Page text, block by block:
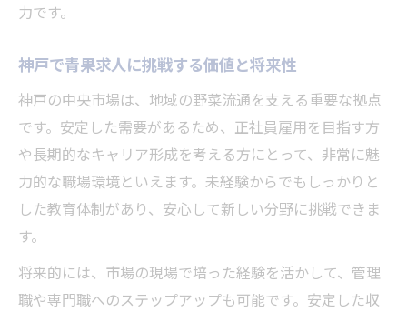
力です。
神戸で青果求人に挑戦する価値と将来性
神戸の中央市場は、地域の野菜流通を支える重要な拠点
です。安定した需要があるため、正社員雇用を目指す方
や長期的なキャリア形成を考える方にとって、非常に魅
力的な職場環境といえます。未経験からでもしっかりと
した教育体制があり、安心して新しい分野に挑戦できま
す。
将来的には、市場の現場で培った経験を活かして、管理
職や専門職へのステップアップも可能です。安定した収